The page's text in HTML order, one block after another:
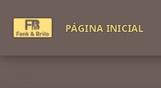
PÁGINA INICIAL